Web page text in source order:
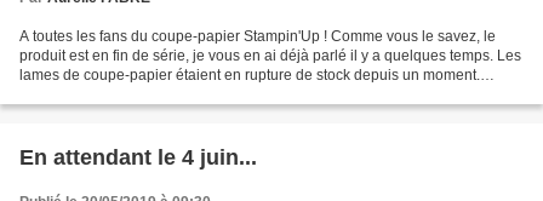
A toutes les fans du coupe-papier Stampin'Up ! Comme vous le savez, le
produit est en fin de série, je vous en ai déjà parlé il y a quelques temps. Les
lames de coupe-papier étaient en rupture de stock depuis un moment.
En attendant le 4 juin...